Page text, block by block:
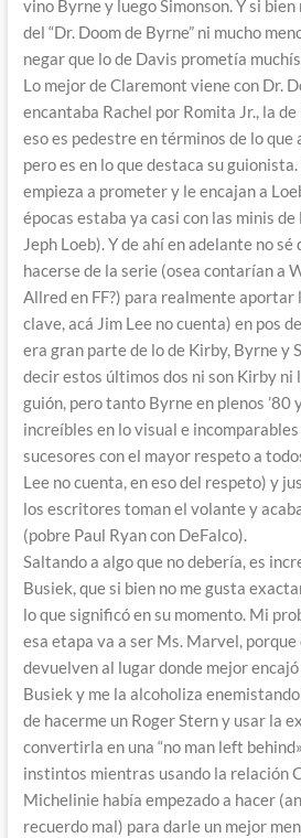
vino Byrne y luego Simonson. Y si
del “Dr. Doom de Byrne” ni mucho
negar que lo de Davis prometía
Lo mejor de Claremont viene con Dr.
encantaba Rachel por Romita Jr., la
eso es pedestre en términos de lo que
pero es en lo que destaca su
empieza a prometer y le encajan a
épocas estaba ya casi con las minis
Jeph Loeb). Y de ahí en adelante no
hacerse de la serie (osea contarían a
Allred en FF?) para realmente
clave, acá Jim Lee no cuenta) en pos
era gran parte de lo de Kirby, Byrne y
decir estos últimos dos ni son Kirby ni
guión, pero tanto Byrne en plenos ’80
increíbles en lo visual e incomparables
sucesores con el mayor respeto a
Lee no cuenta, en eso del respeto) y
los escritores toman el volante y
(pobre Paul Ryan con DeFalco).
Saltando a algo que no debería, es
Busiek, que si bien no me gusta
lo que significó en su momento. Mi
esa etapa va a ser Ms. Marvel, porque
devuelven al lugar donde mejor
Busiek y me la alcoholiza
de hacerme un Roger Stern y usar la
convertirla en una “no man left
instintos mientras usando la relación
Michelinie había empezado a hacer
recuerdo mal) para darle un mejor